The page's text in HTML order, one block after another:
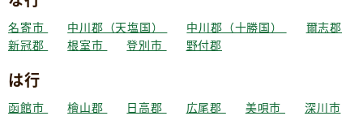
名寄市 中川郡（天塩国） 中川郡（十勝国）
爾志郡
新冠郡
根室市 登別市 野付郡
は行
函館市 檜山郡 日高郡 広尾郡 美唄市
深川市